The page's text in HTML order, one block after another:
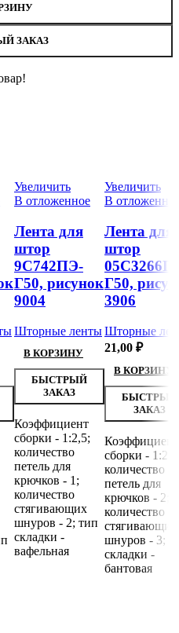
ЗАКАЗ
Увеличить
В отложенное
Лента для
штор
9С742ПЭ-
Г50, рисунок
9004
Шторные ленты
В КОРЗИНУ
БЫСТРЫЙ
ЗАКАЗ
Коэффициент
сборки - 1:2,5;
количество
петель для
крючков - 1;
количество
стягивающих
шнуров - 2; тип
складки -
вафельная
Увеличить
В
Лента для
штор
Г50,
3906
Шторные
21,00 ₽
В КОРЗИНУ
БЫСТРЫЙ
ЗАКАЗ
Коэффициент
сборки - 1:2;
количество
петель для
крючков - 2;
количество
стягивающих
шнуров - 3;
складки -
бантовая